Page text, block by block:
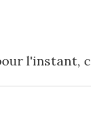
l'instant,